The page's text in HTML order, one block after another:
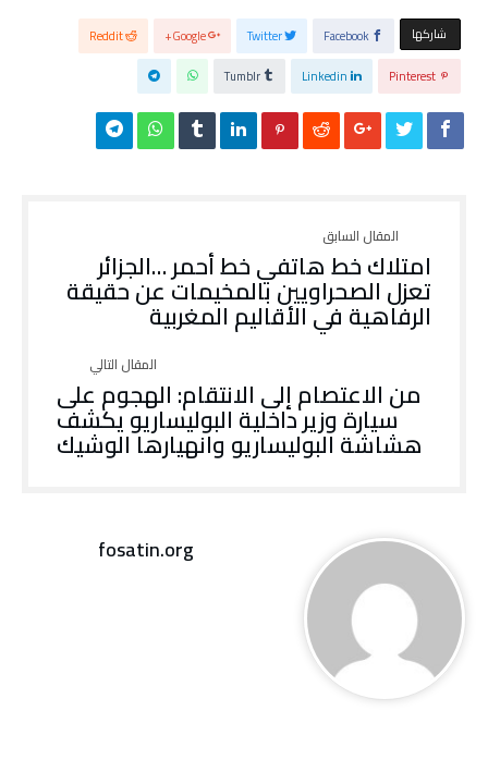
‫‫ شاركها‬ Facebook
Twitter
Google+
Reddit
Pinterest
Linkedin
Tumblr
امتلاك خط هاتفي خط أحمر …الجزائر
تعزل الصحراويين بالمخيمات عن حقيقة
الرفاهية في الأقاليم المغربية
من الاعتصام إلى الانتقام: الهجوم على
سيارة وزير داخلية البوليساريو يكشف
هشاشة البوليساريو وانهيارها الوشيك
fosatin.org